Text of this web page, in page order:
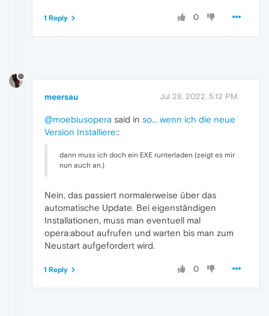
0
1 Reply
meersau Jul 28, 2022, 5:12 PM
@moebiusopera said in so... wenn ich die neue
Version Installiere::
dann muss ich doch ein EXE runterladen (zeigt es mir
nun auch an.)
Nein, das passiert normalerweise über das
automatische Update. Bei eigenständigen
Installationen, muss man eventuell mal
opera:about aufrufen und warten bis man zum
Neustart aufgefordert wird.
0
1 Reply